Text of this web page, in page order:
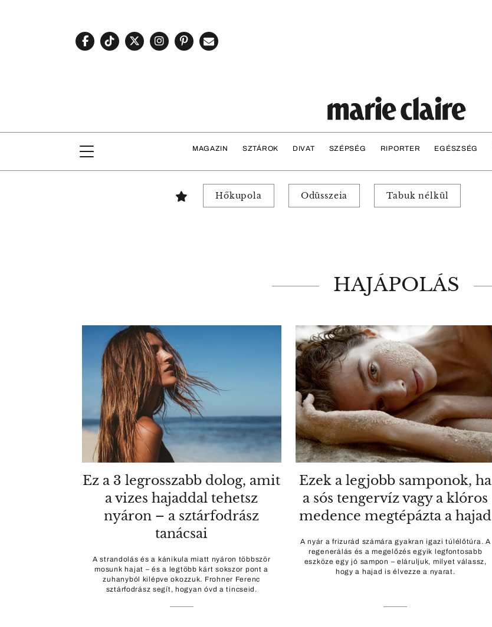
MAGAZIN SZTÁROK DIVAT SZÉPSÉG RIPORTER EGÉSZSÉG
Hőkupola Odüsszeia Tabuk nélkül
HAJÁPOLÁS
Ez a 3 legrosszabb dolog, amit
a vizes hajaddal tehetsz
nyáron – a sztárfodrász
tanácsai
A strandolás és a kánikula miatt nyáron többször
mosunk hajat – és a legtöbb kárt sokszor pont a
zuhanyból kilépve okozzuk. Frohner Ferenc
sztárfodrász segít, hogyan óvd a tincseid.
Ezek a legjobb samponok, ha
a sós tengervíz vagy a klóros
medence megtépázta a hajad
A nyár a frizurád számára gyakran igazi túlélőtúra. A
regenerálás és a megelőzés egyik legfontosabb
eszköze egy jó sampon – eláruljuk, milyet válassz,
hogy a hajad is élvezze a nyarat.